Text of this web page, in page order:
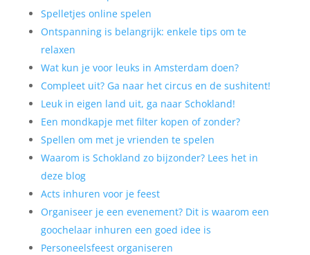
Spelletjes online spelen
Ontspanning is belangrijk: enkele tips om te
relaxen
Wat kun je voor leuks in Amsterdam doen?
Compleet uit? Ga naar het circus en de sushitent!
Leuk in eigen land uit, ga naar Schokland!
Een mondkapje met filter kopen of zonder?
Spellen om met je vrienden te spelen
Waarom is Schokland zo bijzonder? Lees het in
deze blog
Acts inhuren voor je feest
Organiseer je een evenement? Dit is waarom een
goochelaar inhuren een goed idee is
Personeelsfeest organiseren